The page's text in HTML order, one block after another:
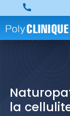
to
content
la